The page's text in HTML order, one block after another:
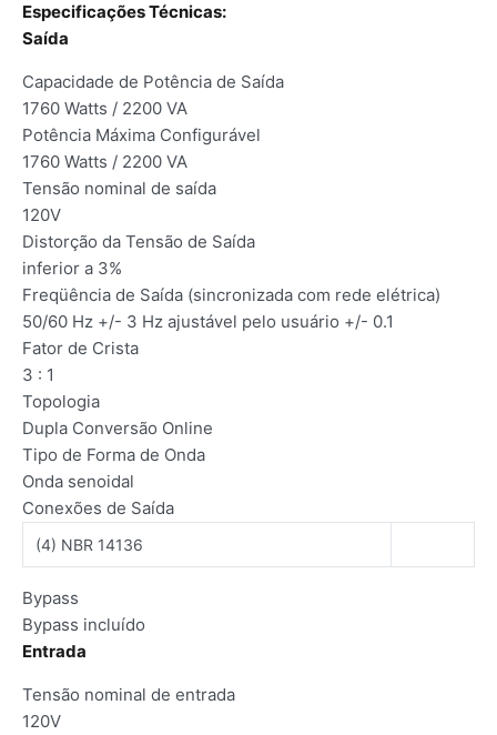
Especificações Técnicas:
Saída
Capacidade de Potência de Saída
1760 Watts / 2200 VA
Potência Máxima Configurável
1760 Watts / 2200 VA
Tensão nominal de saída
120V
Distorção da Tensão de Saída
inferior a 3%
Freqüência de Saída (sincronizada com rede elétrica)
50/60 Hz +/- 3 Hz ajustável pelo usuário +/- 0.1
Fator de Crista
3 : 1
Topologia
Dupla Conversão Online
Tipo de Forma de Onda
Onda senoidal
Conexões de Saída
(4) NBR 14136
Bypass
Bypass incluído
Entrada
Tensão nominal de entrada
120V